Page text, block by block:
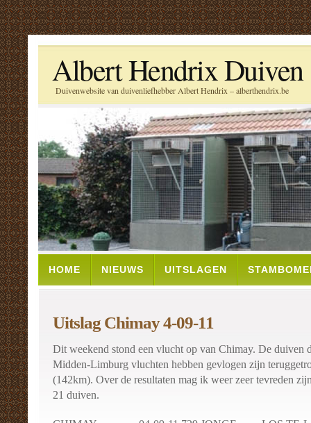
Albert Hendrix Duiven
Duivenwebsite van duivenliefhebber Albert Hendrix – alberthendrix.be
HOME NIEUWS UITSLAGEN
Uitslag Chimay 4-09-11
Dit weekend stond een vlucht op van Chimay. De duiven
Midden-Limburg vluchten hebben gevlogen zijn
(142km). Over de resultaten mag ik weer zeer tevreden
21 duiven.